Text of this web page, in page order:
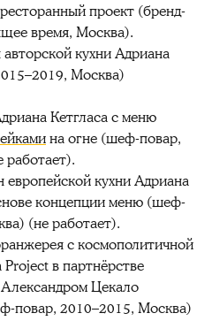
проект (бренд-
время, Москва).
кухни Адриана
Москва)
Кетгласа с меню
на огне (шеф-повар,
кухни Адриана
концепции меню (шеф-
(не работает).
с космополитичной
в партнёрстве
Цекало
повар, 2010–2015, Москва)